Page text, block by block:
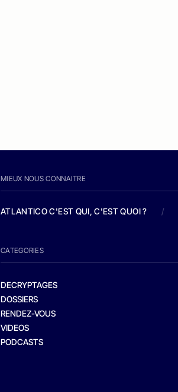
MIEUX NOUS CONNAITRE
ATLANTICO C'EST QUI, C'EST QUOI ? /
CATEGORIES
DECRYPTAGES
DOSSIERS
RENDEZ-VOUS
VIDEOS
PODCASTS